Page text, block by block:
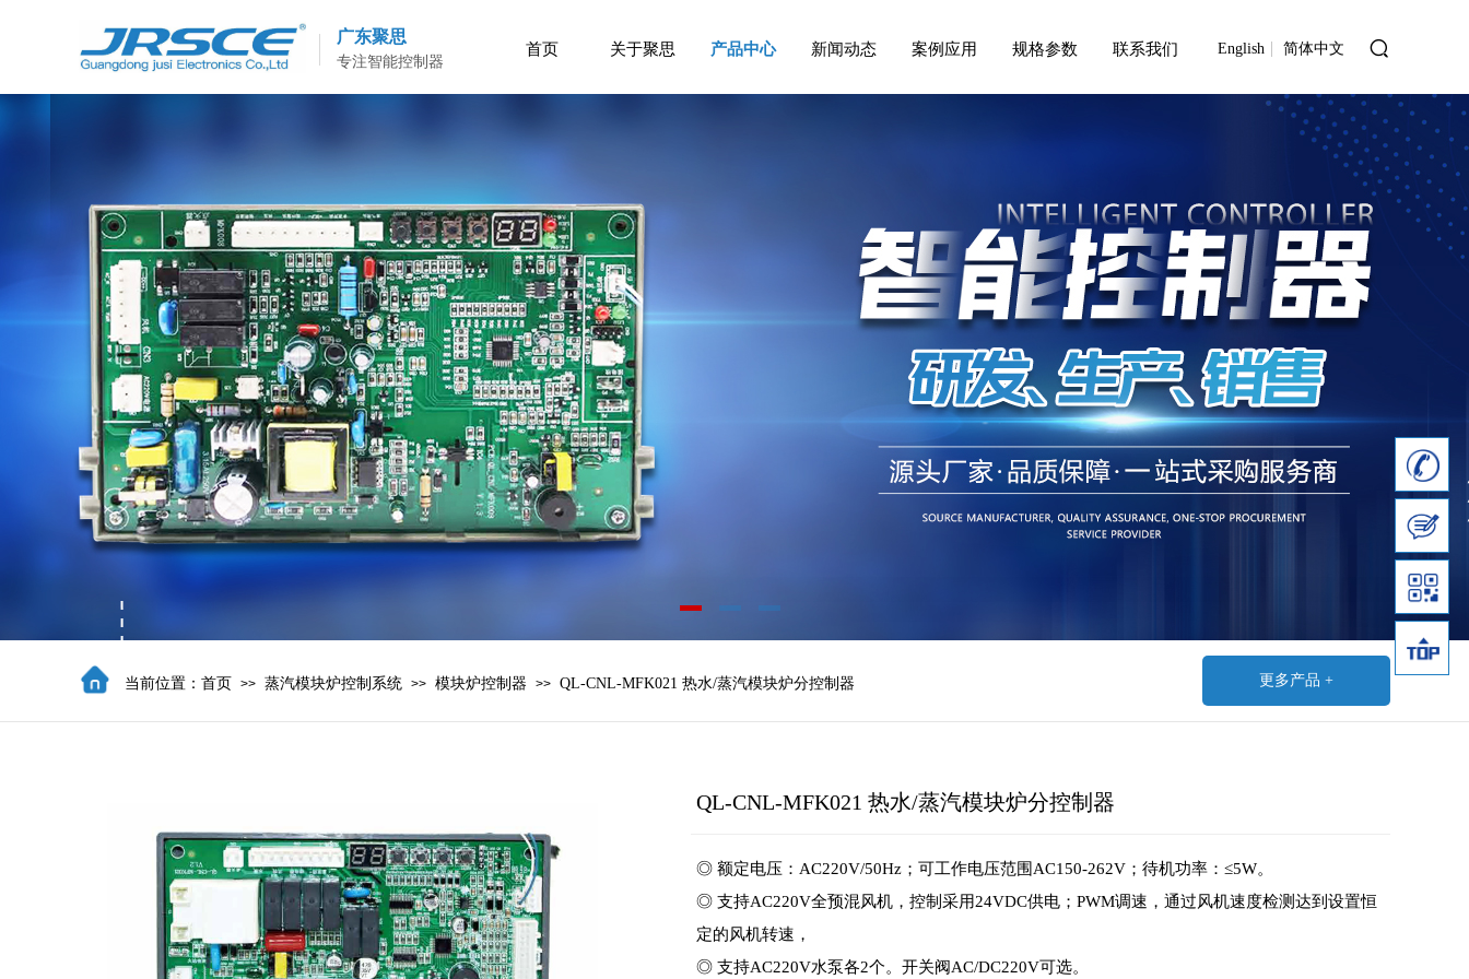
首页 关于聚思 产品中心 新闻动态 案例应用 规格参数 联系我们
广东聚思
专注智能控制器
English 简体中文
更多产品 +
当前位置： 首页 >> 蒸汽模块炉控制系统 >> 模块炉控制器 >> QL-CNL-MFK021 热水/蒸汽模块炉分控制器
QL-CNL-MFK021 热水/蒸汽模块炉分控制器
◎ 额定电压：AC220V/50Hz；可工作电压范围AC150-262V；待机功率：≤5W。
◎ 支持AC220V全预混风机，控制采用24VDC供电；PWM调速，通过风机速度检测达到设置恒
定的风机转速，
◎ 支持AC220V水泵各2个。开关阀AC/DC220V可选。